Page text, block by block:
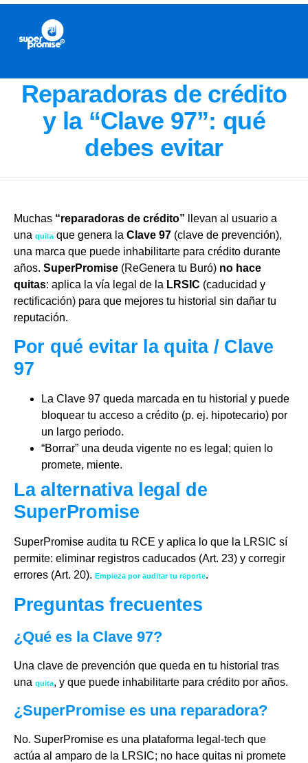
Reparadoras de crédito
y la “Clave 97”: qué
debes evitar
Muchas “reparadoras de crédito” llevan al usuario a
una quita que genera la Clave 97 (clave de prevención),
una marca que puede inhabilitarte para crédito durante
años. SuperPromise (ReGenera tu Buró) no hace
quitas: aplica la vía legal de la LRSIC (caducidad y
rectificación) para que mejores tu historial sin dañar tu
reputación.
Por qué evitar la quita / Clave
97
La Clave 97 queda marcada en tu historial y puede
bloquear tu acceso a crédito (p. ej. hipotecario) por
un largo periodo.
“Borrar” una deuda vigente no es legal; quien lo
promete, miente.
La alternativa legal de
SuperPromise
SuperPromise audita tu RCE y aplica lo que la LRSIC sí
permite: eliminar registros caducados (Art. 23) y corregir
errores (Art. 20). Empieza por auditar tu reporte.
Preguntas frecuentes
¿Qué es la Clave 97?
Una clave de prevención que queda en tu historial tras
una quita, y que puede inhabilitarte para crédito por años.
¿SuperPromise es una reparadora?
No. SuperPromise es una plataforma legal-tech que
actúa al amparo de la LRSIC; no hace quitas ni promete